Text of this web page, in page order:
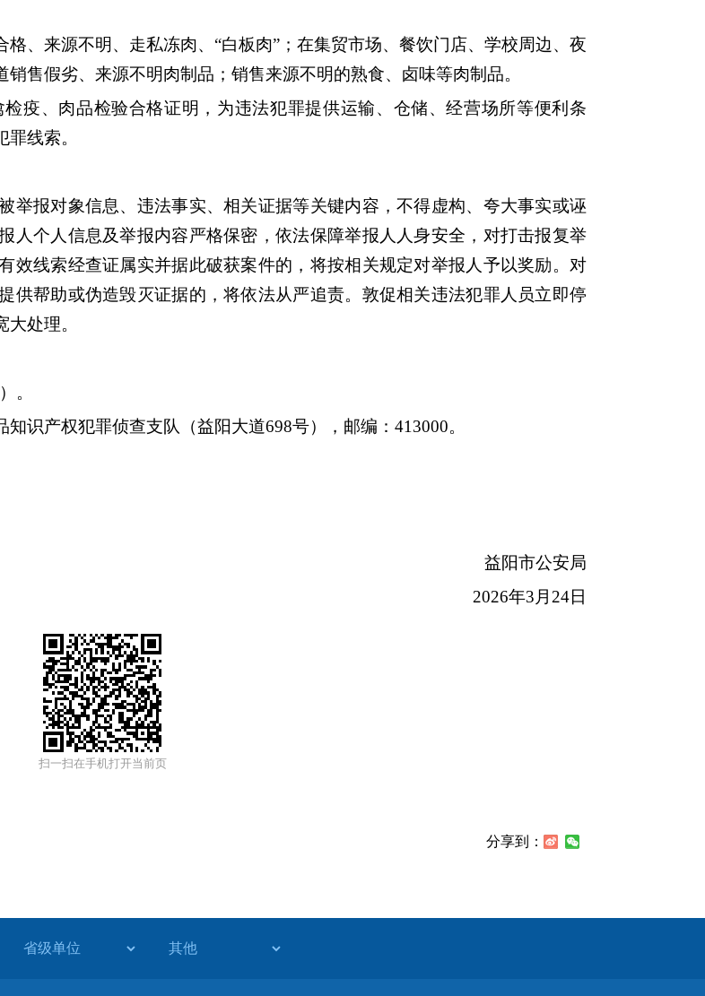
格、来源不明、走私冻肉、“白板肉”；在集贸市场、餐饮门店、学校周边、夜
售假劣、来源不明肉制品；销售来源不明的熟食、卤味等肉制品。
疫、肉品检验合格证明，为违法犯罪提供运输、仓储、经营场所等便利条
线索。
报对象信息、违法事实、相关证据等关键内容，不得虚构、夸大事实或诬
人个人信息及举报内容严格保密，依法保障举报人人身安全，对打击报复举
效线索经查证属实并据此破获案件的，将按相关规定对举报人予以奖励。对
供帮助或伪造毁灭证据的，将依法从严追责。敦促相关违法犯罪人员立即停
处理。
。
识产权犯罪侦查支队（益阳大道698号），邮编：413000。
益阳市公安局
2026年3月24日
扫一扫在手机打开当前页
分享到：